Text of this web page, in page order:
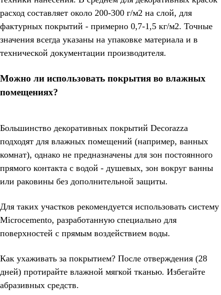
расход составляет около 200-300 г/м2 на слой, для
фактурных покрытий - примерно 0,7-1,5 кг/м2. Точные
значения всегда указаны на упаковке материала и в
технической документации производителя.
Можно ли использовать покрытия во влажных
помещениях?
Большинство декоративных покрытий Decorazza
подходят для влажных помещений (например, ванных
комнат), однако не предназначены для зон постоянного
прямого контакта с водой - душевых, зон вокруг ванны
или раковины без дополнительной защиты.
Для таких участков рекомендуется использовать систему
Microcemento, разработанную специально для
поверхностей с прямым воздействием воды.
Как ухаживать за покрытием? После отверждения (28
дней) протирайте влажной мягкой тканью. Избегайте
абразивных средств.